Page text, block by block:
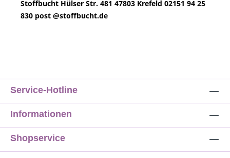
Stoffbucht Hülser Str. 481 47803 Krefeld 02151 94 25
830 post @stoffbucht.de
Service-Hotline
Informationen
Shopservice